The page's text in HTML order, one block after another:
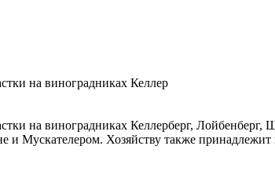
на виноградниках Келлер
на виноградниках Келлерберг,
Мускателером. Хозяйству также принадлежит